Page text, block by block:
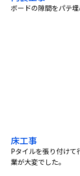
ボードの隙間をパテ
床工事
Pタイルを張り付けて
業が大変でした。